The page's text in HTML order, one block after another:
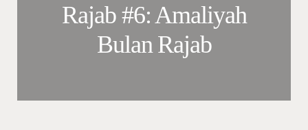
Rajab #6: Amaliyah
Bulan Rajab